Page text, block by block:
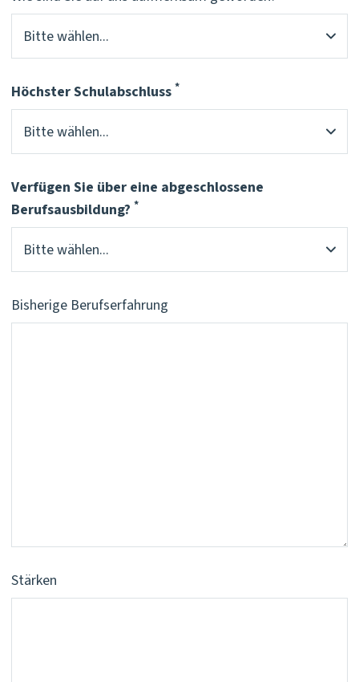
Höchster Schulabschluss *
Pflichtfeld
Verfügen Sie über eine abgeschlossene
Berufsausbildung? *
Pflichtfeld
Bisherige Berufserfahrung
Stärken